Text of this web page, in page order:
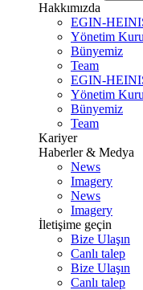
Hakkımızda
EGIN-
Yönetim
Bünyemiz
Team
EGIN-
Yönetim
Bünyemiz
Team
Kariyer
Haberler & Medya
News
Imagery
News
Imagery
İletişime geçin
Bize Ulaşın
Canlı talep
Bize Ulaşın
Canlı talep